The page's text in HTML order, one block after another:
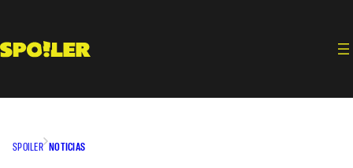
contenido
SPOILER NOTICIAS